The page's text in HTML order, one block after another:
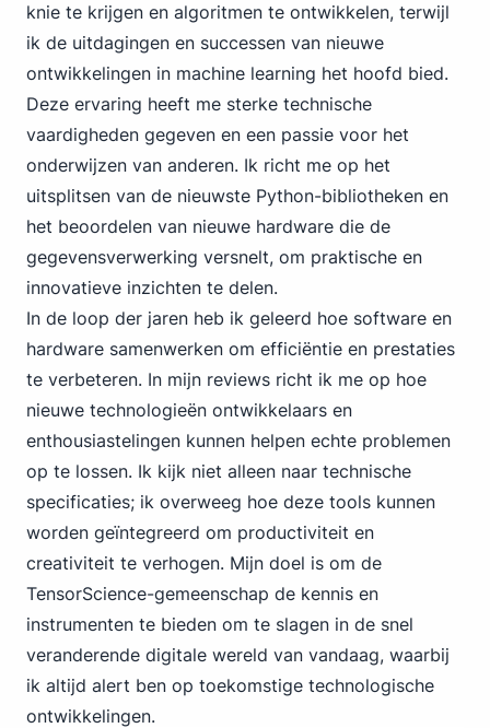
knie te krijgen en algoritmen te ontwikkelen, terwijl
ik de uitdagingen en successen van nieuwe
ontwikkelingen in machine learning het hoofd bied.
Deze ervaring heeft me sterke technische
vaardigheden gegeven en een passie voor het
onderwijzen van anderen. Ik richt me op het
uitsplitsen van de nieuwste Python-bibliotheken en
het beoordelen van nieuwe hardware die de
gegevensverwerking versnelt, om praktische en
innovatieve inzichten te delen.
In de loop der jaren heb ik geleerd hoe software en
hardware samenwerken om efficiëntie en prestaties
te verbeteren. In mijn reviews richt ik me op hoe
nieuwe technologieën ontwikkelaars en
enthousiastelingen kunnen helpen echte problemen
op te lossen. Ik kijk niet alleen naar technische
specificaties; ik overweeg hoe deze tools kunnen
worden geïntegreerd om productiviteit en
creativiteit te verhogen. Mijn doel is om de
TensorScience-gemeenschap de kennis en
instrumenten te bieden om te slagen in de snel
veranderende digitale wereld van vandaag, waarbij
ik altijd alert ben op toekomstige technologische
ontwikkelingen.